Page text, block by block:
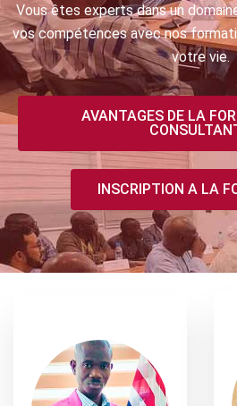
Vous êtes experts dans un
vos compétences avec nos
votre vie.
AVANTAGES DE LA
INSCRIPTION A LA